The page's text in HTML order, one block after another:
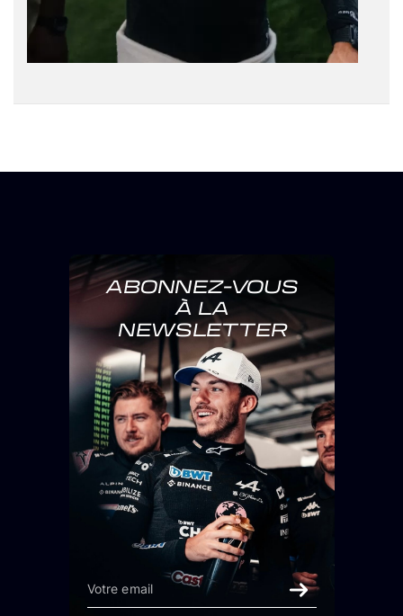
ABONNEZ-VOUS
À LA
NEWSLETTER